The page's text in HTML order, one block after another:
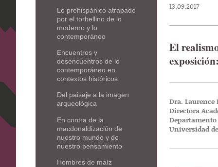
13.09.2017
El
Dra. Laurence
Directora
Universidad
Lo prehispánico atrapado
por el torbellino de lo
moderno y lo
contemporáneo
Encuentros y
desencuentros de lo
contemporáneo en
contextos históricos
Del paisaje a la imagen
arqueológica
En contra de la
macdonaldización de
nuestro mundo y de
nuestro pensamiento
Hombres de maíz